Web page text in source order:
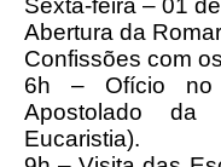
Sexta-feira – 01
Abertura da
Confissões com
6h – Ofício no
Apostolado
Eucaristia).